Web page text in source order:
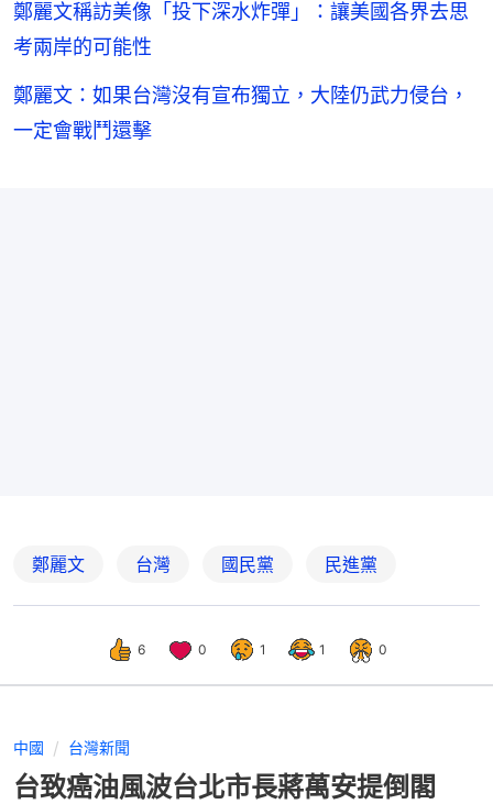
鄭麗文稱訪美像「投下深水炸彈」：讓美國各界去思
考兩岸的可能性
鄭麗文：如果台灣沒有宣布獨立，大陸仍武力侵台，
一定會戰鬥還擊
鄭麗文 台灣 國民黨 民進黨
6 0 1 1 0
中國 台灣新聞
台致癌油風波台北市長蔣萬安提倒閣